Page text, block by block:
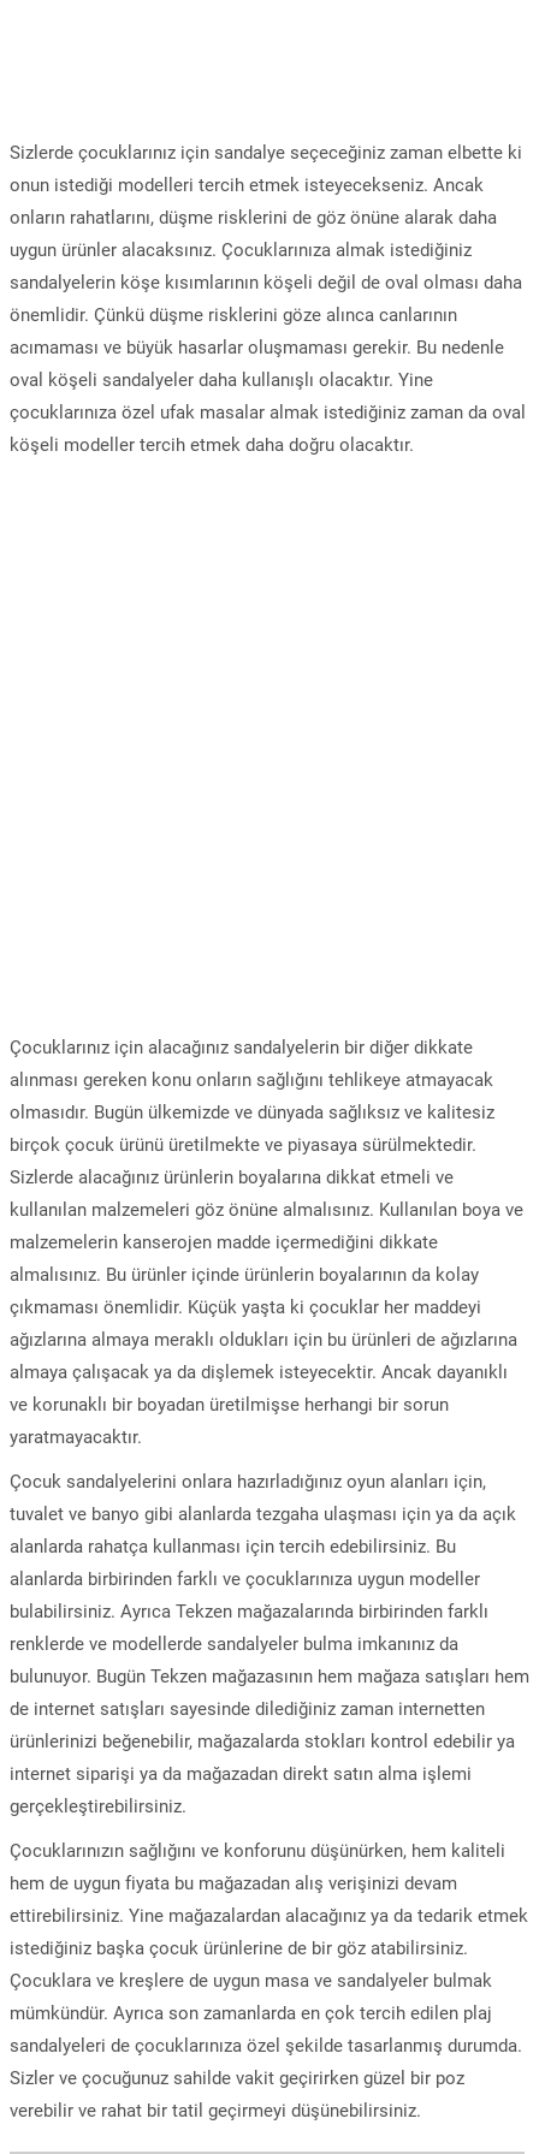
Sizlerde çocuklarınız için sandalye seçeceğiniz zaman elbette ki
onun istediği modelleri tercih etmek isteyecekseniz. Ancak
onların rahatlarını, düşme risklerini de göz önüne alarak daha
uygun ürünler alacaksınız. Çocuklarınıza almak istediğiniz
sandalyelerin köşe kısımlarının köşeli değil de oval olması daha
önemlidir. Çünkü düşme risklerini göze alınca canlarının
acımaması ve büyük hasarlar oluşmaması gerekir. Bu nedenle
oval köşeli sandalyeler daha kullanışlı olacaktır. Yine
çocuklarınıza özel ufak masalar almak istediğiniz zaman da oval
köşeli modeller tercih etmek daha doğru olacaktır.
Çocuklarınız için alacağınız sandalyelerin bir diğer dikkate
alınması gereken konu onların sağlığını tehlikeye atmayacak
olmasıdır. Bugün ülkemizde ve dünyada sağlıksız ve kalitesiz
birçok çocuk ürünü üretilmekte ve piyasaya sürülmektedir.
Sizlerde alacağınız ürünlerin boyalarına dikkat etmeli ve
kullanılan malzemeleri göz önüne almalısınız. Kullanılan boya ve
malzemelerin kanserojen madde içermediğini dikkate
almalısınız. Bu ürünler içinde ürünlerin boyalarının da kolay
çıkmaması önemlidir. Küçük yaşta ki çocuklar her maddeyi
ağızlarına almaya meraklı oldukları için bu ürünleri de ağızlarına
almaya çalışacak ya da dişlemek isteyecektir. Ancak dayanıklı
ve korunaklı bir boyadan üretilmişse herhangi bir sorun
yaratmayacaktır.
Çocuk sandalyelerini onlara hazırladığınız oyun alanları için,
tuvalet ve banyo gibi alanlarda tezgaha ulaşması için ya da açık
alanlarda rahatça kullanması için tercih edebilirsiniz. Bu
alanlarda birbirinden farklı ve çocuklarınıza uygun modeller
bulabilirsiniz. Ayrıca Tekzen mağazalarında birbirinden farklı
renklerde ve modellerde sandalyeler bulma imkanınız da
bulunuyor. Bugün Tekzen mağazasının hem mağaza satışları hem
de internet satışları sayesinde dilediğiniz zaman internetten
ürünlerinizi beğenebilir, mağazalarda stokları kontrol edebilir ya
internet siparişi ya da mağazadan direkt satın alma işlemi
gerçekleştirebilirsiniz.
Çocuklarınızın sağlığını ve konforunu düşünürken, hem kaliteli
hem de uygun fiyata bu mağazadan alış verişinizi devam
ettirebilirsiniz. Yine mağazalardan alacağınız ya da tedarik etmek
istediğiniz başka çocuk ürünlerine de bir göz atabilirsiniz.
Çocuklara ve kreşlere de uygun masa ve sandalyeler bulmak
mümkündür. Ayrıca son zamanlarda en çok tercih edilen plaj
sandalyeleri de çocuklarınıza özel şekilde tasarlanmış durumda.
Sizler ve çocuğunuz sahilde vakit geçirirken güzel bir poz
verebilir ve rahat bir tatil geçirmeyi düşünebilirsiniz.